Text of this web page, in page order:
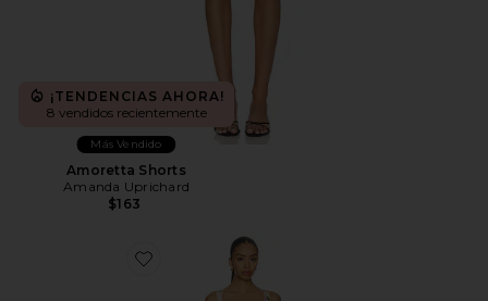
¡TENDENCIAS AHORA!
8 vendidos recientemente
Más Vendido
Amoretta Shorts
Amanda Uprichard
$163
Favorite Judie Romper